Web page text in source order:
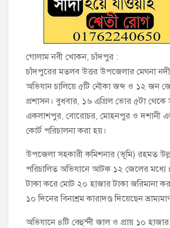
‘জনগণের ভোটে নির্বাচিত হয়ে ফরিদগঞ্জের
আলহাজ্ব এমএ হান্নান এমপি
নিষিদ্ধ জাল মেরামত ও মাছ শিকার
গোলাম নবী খোকন, চাঁদপুর :
চাঁদপুরের মতলব উত্তর উপজেলার মেঘনা
অভিযান চালিয়ে ৫টি নৌকা জব্দ ও ১২ জন
প্রশাসন। বুধবার, ১৬ এপ্রিল ভোর ৫টা থেকে
একলাশপুর, বোরোচর, মোহনপুর ও দশানী
কোর্ট পরিচালনা করা হয়।
উপজেলা সহকারী কমিশনার (ভূমি) রহমত
পরিচালিত অভিযানে আটক ১২ জেলের
টাকা করে মোট ২০ হাজার টাকা জরিমানা
১০ দিনের বিনাশ্রম কারাদণ্ড দিয়েছেন
অভিযানে ৪টি বেহুন্দী জাল ও প্রায় ১০